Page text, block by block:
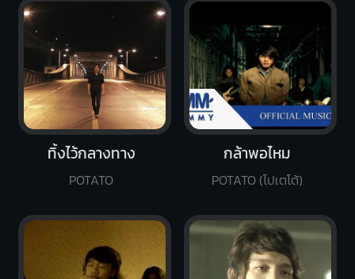
ทิ้งไว้กลางทาง
POTATO
กล้าพอไหม
POTATO (โปเตโต้)